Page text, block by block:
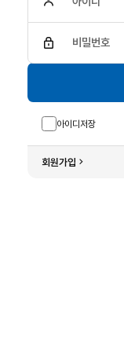
비밀번호
아이디저장
회원가입